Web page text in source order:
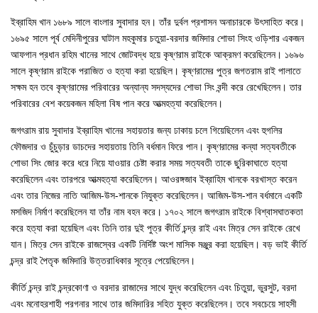
ইব্রাহিম খান ১৬৮৯ সালে বাংলার সুবাদার হন। তাঁর দুর্বল প্রশাসন অনাচারকে উৎসাহিত করে।
১৬৯৫ সালে পূর্ব মেদিনীপুরের ঘাটাল মহকুমার চতুয়া-বরদার জমিদার শোভা সিংহ ওড়িশার একজন
আফগান প্রধান রহিম খানের সাথে জোটবদ্ধ হয়ে কৃষ্ণরাম রাইকে আক্রমণ করেছিলেন। ১৬৯৬
সালে কৃষ্ণরাম রাইকে পরাজিত ও হত্যা করা হয়েছিল। কৃষ্ণরামের পুত্র জগতরাম রাই পালাতে
সক্ষম হন তবে কৃষ্ণরামের পরিবারের অন্যান্য সদস্যদের শোভা সিং বন্দী করে রেখেছিলেন। তার
পরিবারের বেশ কয়েকজন মহিলা বিষ পান করে আত্মহত্যা করেছিলেন।
জগৎরাম রায় সুবাদার ইব্রাহিম খানের সহায়তার জন্য ঢাকায় চলে গিয়েছিলেন এবং হুগলির
ফৌজদার ও চুঁচুড়ার ডাচদের সহায়তায় তিনি বর্ধমান ফিরে পান। কৃষ্ণরামের কন্যা সত্যবতীকে
শোভা সিং জোর করে ধরে নিয়ে যাওয়ার চেষ্টা করার সময় সত্যবতী তাকে ছুরিকাঘাতে হত্যা
করেছিলেন এবং তারপরে আত্মহত্যা করেছিলেন। আওরঙ্গজাব ইব্রাহিম খানকে বরখাস্ত করেন
এবং তার নিজের নাতি আজিম-উস-শানকে নিযুক্ত করেছিলেন। আজিম-উস-শান বর্ধমানে একটি
মসজিদ নির্মাণ করেছিলেন যা তাঁর নাম বহন করে। ১৭০২ সালে জগৎরাম রাইকে বিশ্বাসঘাতকতা
করে হত্যা করা হয়েছিল এবং তিনি তার দুই পুত্র কীর্তি চন্দ্র রাই এবং মিত্র সেন রাইকে রেখে
যান। মিত্র সেন রাইকে রাজস্বের একটি নির্দিষ্ট অংশ মাসিক মঞ্জুর করা হয়েছিল। বড় ভাই কীর্তি
চন্দ্র রাই পৈতৃক জমিদারি উত্তরাধিকার সূত্রে পেয়েছিলেন।
কীর্তি চন্দ্র রাই চন্দ্রকোণা ও বরদার রাজাদের সাথে যুদ্ধ করেছিলেন এবং চিতুয়া, ভুরসুট, বরদা
এবং মনোহরশাহী পরগনার সাথে তার জমিদারির সহিত যুক্ত করেছিলেন। তবে সবচেয়ে সাহসী